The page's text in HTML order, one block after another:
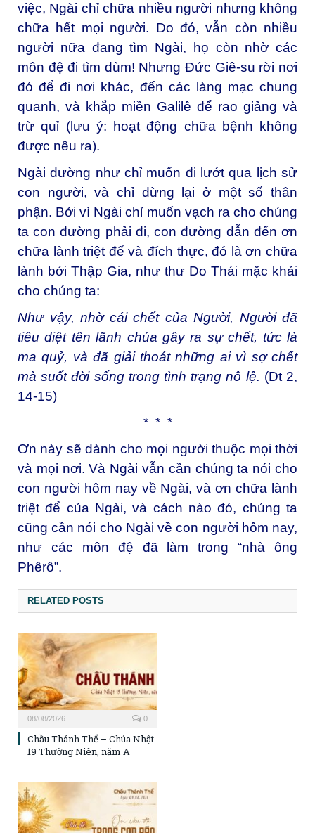
việc, Ngài chỉ chữa nhiều người nhưng không
chữa hết mọi người. Do đó, vẫn còn nhiều
người nữa đang tìm Ngài, họ còn nhờ các
môn đệ đi tìm dùm! Nhưng Đức Giê-su rời nơi
đó để đi nơi khác, đến các làng mạc chung
quanh, và khắp miền Galilê để rao giảng và
trừ quỉ (lưu ý: hoạt động chữa bệnh không
được nêu ra).
Ngài dường như chỉ muốn đi lướt qua lịch sử
con người, và chỉ dừng lại ở một số thân
phận. Bởi vì Ngài chỉ muốn vạch ra cho chúng
ta con đường phải đi, con đường dẫn đến ơn
chữa lành triệt để và đích thực, đó là ơn chữa
lành bởi Thập Gia, như thư Do Thái mặc khải
cho chúng ta:
Như vậy, nhờ cái chết của Người, Người đã
tiêu diệt tên lãnh chúa gây ra sự chết, tức là
ma quỷ, và đã giải thoát những ai vì sợ chết
mà suốt đời sống trong tình trạng nô lệ. (Dt 2,
14-15)
* * *
Ơn này sẽ dành cho mọi người thuộc mọi thời
và mọi nơi. Và Ngài vẫn cần chúng ta nói cho
con người hôm nay về Ngài, và ơn chữa lành
triệt để của Ngài, và cách nào đó, chúng ta
cũng cần nói cho Ngài về con người hôm nay,
như các môn đệ đã làm trong “nhà ông
Phêrô”.
RELATED POSTS
08/08/2026 0
Chầu Thánh Thể – Chúa Nhật
19 Thường Niên, năm A